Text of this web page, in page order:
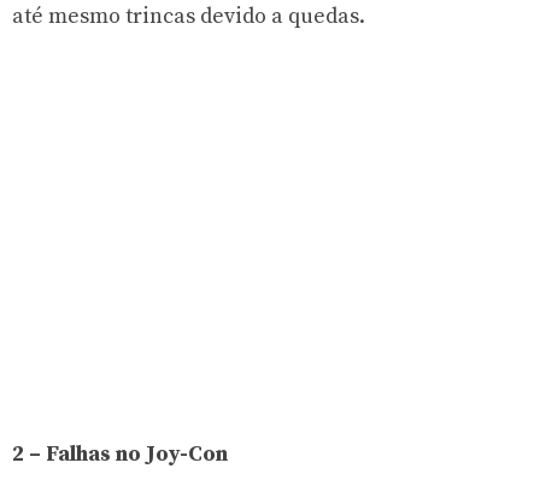
até mesmo trincas devido a quedas.
2 – Falhas no Joy-Con